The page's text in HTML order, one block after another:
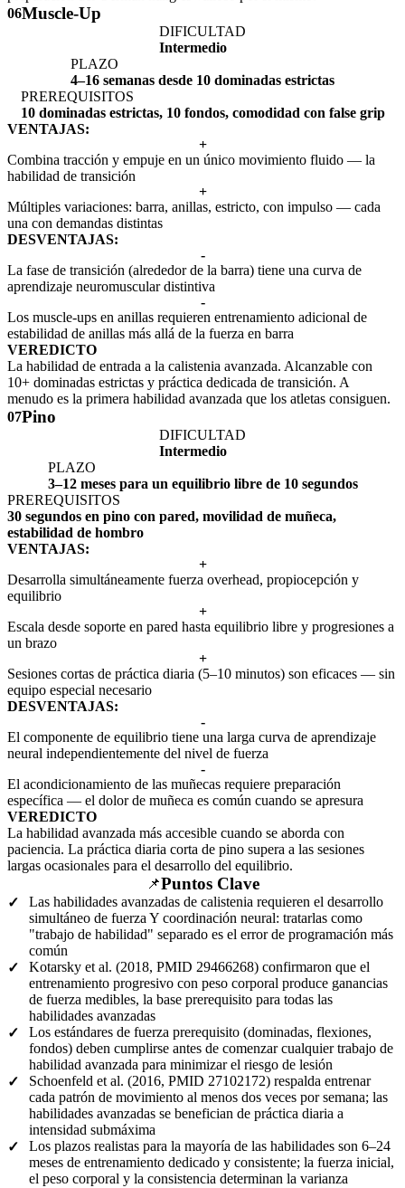
06Muscle-Up
DIFICULTAD
Intermedio
PLAZO
4–16 semanas desde 10 dominadas estrictas
PREREQUISITOS
10 dominadas estrictas, 10 fondos, comodidad con false grip
VENTAJAS:
+
Combina tracción y empuje en un único movimiento fluido — la
habilidad de transición
+
Múltiples variaciones: barra, anillas, estricto, con impulso — cada
una con demandas distintas
DESVENTAJAS:
-
La fase de transición (alrededor de la barra) tiene una curva de
aprendizaje neuromuscular distintiva
-
Los muscle-ups en anillas requieren entrenamiento adicional de
estabilidad de anillas más allá de la fuerza en barra
VEREDICTO
La habilidad de entrada a la calistenia avanzada. Alcanzable con
10+ dominadas estrictas y práctica dedicada de transición. A
menudo es la primera habilidad avanzada que los atletas consiguen.
07Pino
DIFICULTAD
Intermedio
PLAZO
3–12 meses para un equilibrio libre de 10 segundos
PREREQUISITOS
30 segundos en pino con pared, movilidad de muñeca,
estabilidad de hombro
VENTAJAS:
+
Desarrolla simultáneamente fuerza overhead, propiocepción y
equilibrio
+
Escala desde soporte en pared hasta equilibrio libre y progresiones a
un brazo
+
Sesiones cortas de práctica diaria (5–10 minutos) son eficaces — sin
equipo especial necesario
DESVENTAJAS:
-
El componente de equilibrio tiene una larga curva de aprendizaje
neural independientemente del nivel de fuerza
-
El acondicionamiento de las muñecas requiere preparación
específica — el dolor de muñeca es común cuando se apresura
VEREDICTO
La habilidad avanzada más accesible cuando se aborda con
paciencia. La práctica diaria corta de pino supera a las sesiones
largas ocasionales para el desarrollo del equilibrio.
📌Puntos Clave
✓
Las habilidades avanzadas de calistenia requieren el desarrollo
simultáneo de fuerza Y coordinación neural: tratarlas como
"trabajo de habilidad" separado es el error de programación más
común
✓
Kotarsky et al. (2018, PMID 29466268) confirmaron que el
entrenamiento progresivo con peso corporal produce ganancias
de fuerza medibles, la base prerequisito para todas las
habilidades avanzadas
✓
Los estándares de fuerza prerequisito (dominadas, flexiones,
fondos) deben cumplirse antes de comenzar cualquier trabajo de
habilidad avanzada para minimizar el riesgo de lesión
✓
Schoenfeld et al. (2016, PMID 27102172) respalda entrenar
cada patrón de movimiento al menos dos veces por semana; las
habilidades avanzadas se benefician de práctica diaria a
intensidad submáxima
✓
Los plazos realistas para la mayoría de las habilidades son 6–24
meses de entrenamiento dedicado y consistente; la fuerza inicial,
el peso corporal y la consistencia determinan la varianza